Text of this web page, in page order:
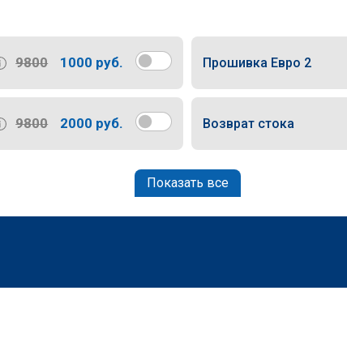
9800 1000 руб. Прошивка Евро 2
9800 2000 руб. Возврат стока
Показать все